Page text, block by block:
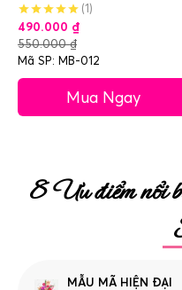
(1)
490.000 ₫
550.000₫
Mã SP: MB-012
Mua Ngay
8 Ưu điểm nổi
MẪU MÃ HIỆN ĐẠI